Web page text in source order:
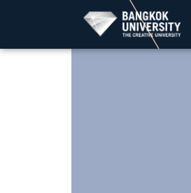
content